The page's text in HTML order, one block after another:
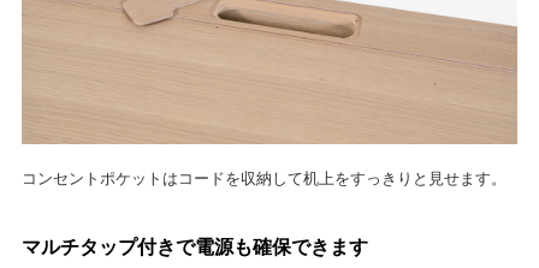
コンセントポケットはコードを収納して机上をすっきりと見せます。
マルチタップ付きで電源も確保できます